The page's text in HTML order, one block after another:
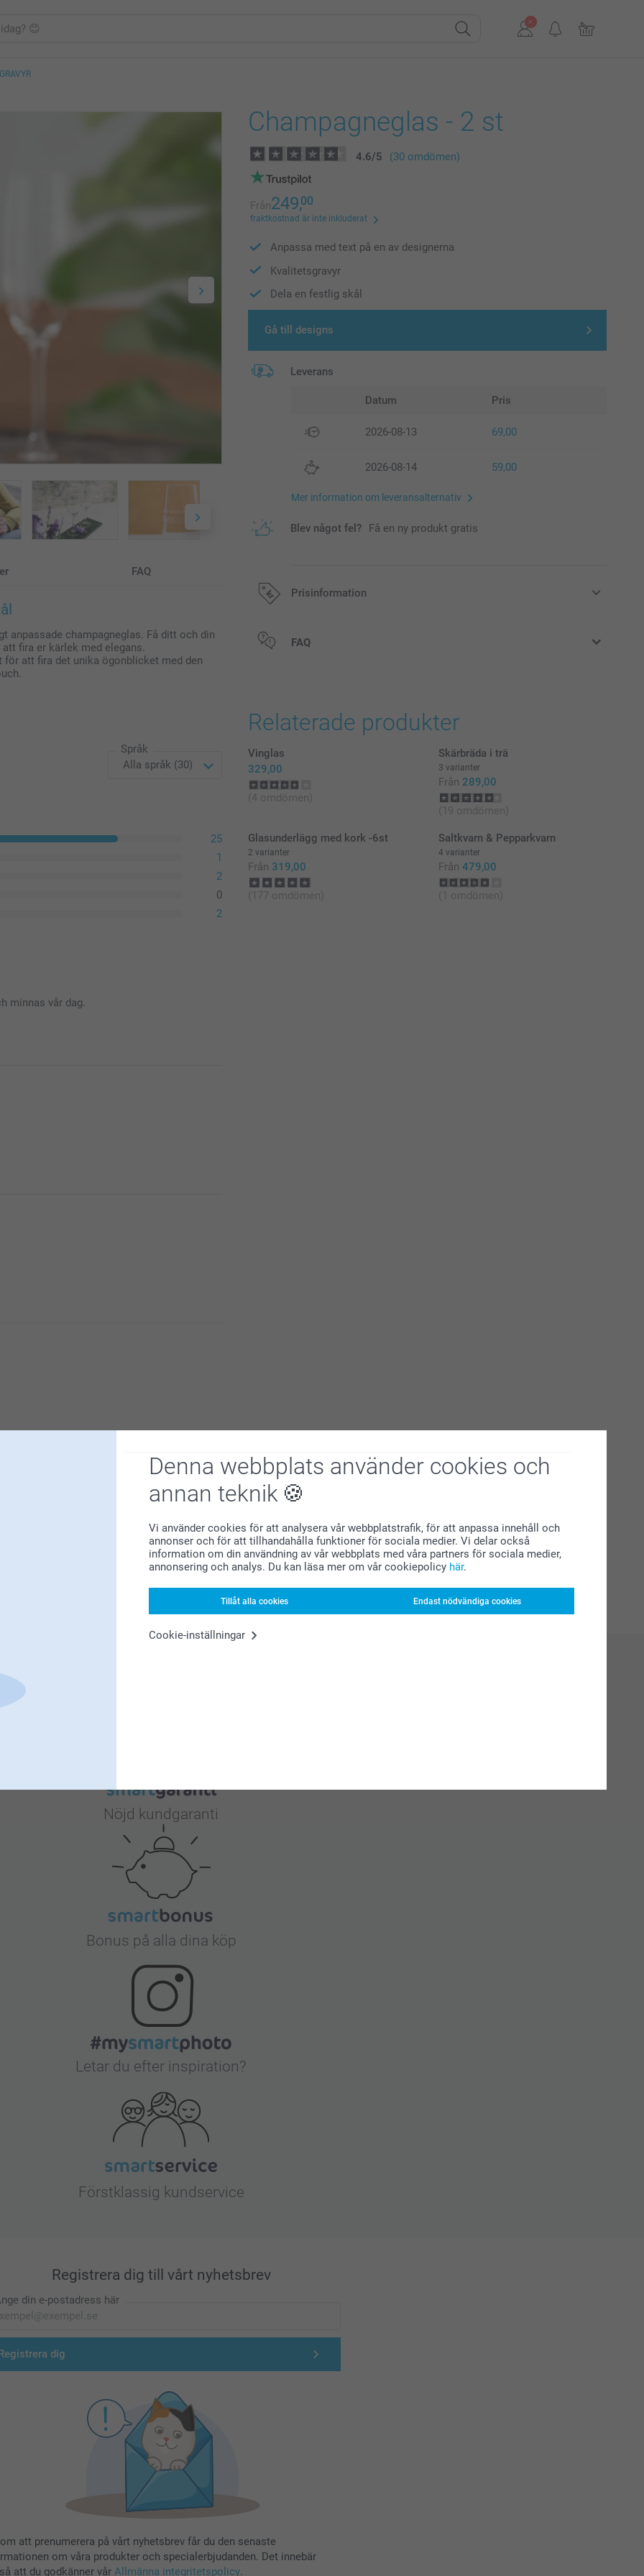
Denna webbplats använder cookies och
annan teknik
Vi använder cookies för att analysera vår webbplatstrafik, för att anpassa innehåll och
annonser och för att tillhandahålla funktioner för sociala medier. Vi delar också
information om din användning av vår webbplats med våra partners för sociala medier,
annonsering och analys. Du kan läsa mer om vår cookiepolicy här.
Tillåt alla cookies Endast nödvändiga cookies
Cookie-inställningar
FAQ
anpassade champagneglas. Få ditt och din
fira er kärlek med elegans.
att fira det unika ögonblicket med den
Champagneglas - 2 st
4.6/5 (30 omdömen)
Från249,00
fraktkostnad är inte inkluderat
Anpassa med text på en av designerna
Kvalitetsgravyr
Dela en festlig skål
Gå till designs
Leverans
Datum Pris
2026-08-13 69,00
2026-08-14 59,00
Mer information om leveransalternativ
Blev något fel? Få en ny produkt gratis
Prisinformation
Alla priser är i svenska kronor (SEK), inklusive moms och exklusive porto.
FAQ
Språk
25
1
2
0
2
minnas vår dag.
du är nöjd med champagneglasen och vår
fina omdöme. Det glädjer oss att du är nöjd
omdöme. Det glädjer oss att du är nöjd med
omdöme. Det glädjer oss att du är nöjd med
Relaterade produkter
Vinglas
329,00
(4 omdömen)
Skärbräda i trä
3 varianter
Från 289,00
(19 omdömen)
Glasunderlägg med kork -6st
2 varianter
Från 319,00
(177 omdömen)
Saltkvarn & Pepparkvarn
4 varianter
Från 479,00
(1 omdömen)
Nöjd kundgaranti
Bonus på alla dina köp
Letar du efter inspiration?
Förstklassig kundservice
Registrera dig till vårt nyhetsbrev
din e-postadress här
Registrera dig
att prenumerera på vårt nyhetsbrev får du den senaste
om våra produkter och specialerbjudanden. Det innebär
att du godkänner vår Allmänna integritetspolicy.